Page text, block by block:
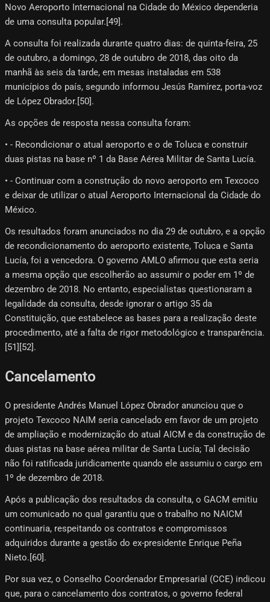
Novo Aeroporto Internacional na Cidade do México dependeria
de uma consulta popular.[49]​.
A consulta foi realizada durante quatro dias: de quinta-feira, 25
de outubro, a domingo, 28 de outubro de 2018, das oito da
manhã às seis da tarde, em mesas instaladas em 538
municípios do país, segundo informou Jesús Ramírez, porta-voz
de López Obrador.[50]​.
As opções de resposta nessa consulta foram:
• - Recondicionar o atual aeroporto e o de Toluca e construir
duas pistas na base nº 1 da Base Aérea Militar de Santa Lucía.
• - Continuar com a construção do novo aeroporto em Texcoco
e deixar de utilizar o atual Aeroporto Internacional da Cidade do
México.
Os resultados foram anunciados no dia 29 de outubro, e a opção
de recondicionamento do aeroporto existente, Toluca e Santa
Lucía, foi a vencedora. O governo AMLO afirmou que esta seria
a mesma opção que escolherão ao assumir o poder em 1º de
dezembro de 2018. No entanto, especialistas questionaram a
legalidade da consulta, desde ignorar o artigo 35 da
Constituição, que estabelece as bases para a realização deste
procedimento, até a falta de rigor metodológico e transparência.
[51][52]​.
Cancelamento
O presidente Andrés Manuel López Obrador anunciou que o
projeto Texcoco NAIM seria cancelado em favor de um projeto
de ampliação e modernização do atual AICM e da construção de
duas pistas na base aérea militar de Santa Lucía; Tal decisão
não foi ratificada juridicamente quando ele assumiu o cargo em
1º de dezembro de 2018.
Após a publicação dos resultados da consulta, o GACM emitiu
um comunicado no qual garantiu que o trabalho no NAICM
continuaria, respeitando os contratos e compromissos
adquiridos durante a gestão do ex-presidente Enrique Peña
Nieto.[60]​.
Por sua vez, o Conselho Coordenador Empresarial (CCE) indicou
que, para o cancelamento dos contratos, o governo federal